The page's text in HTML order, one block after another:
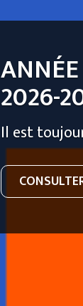
Dernières
S'INSCIRE